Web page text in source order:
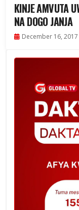
KINJE AMVUTA
NA DOGO JANJA
December 16, 2017